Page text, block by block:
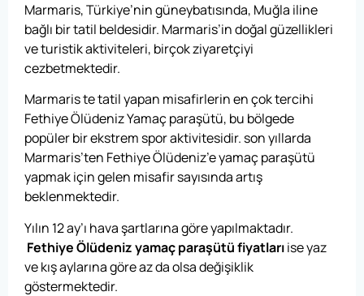
Marmaris, Türkiye’nin güneybatısında, Muğla iline
bağlı bir tatil beldesidir. Marmaris’in doğal güzellikleri
ve turistik aktiviteleri, birçok ziyaretçiyi
cezbetmektedir.
Marmaris te tatil yapan misafirlerin en çok tercihi
Fethiye Ölüdeniz Yamaç paraşütü, bu bölgede
popüler bir ekstrem spor aktivitesidir. son yıllarda
Marmaris’ten Fethiye Ölüdeniz’e yamaç paraşütü
yapmak için gelen misafir sayısında artış
beklenmektedir.
Yılın 12 ay’ı hava şartlarına göre yapılmaktadır.
Fethiye Ölüdeniz yamaç paraşütü fiyatlarıise yaz
ve kış aylarına göre az da olsa değişiklik
göstermektedir.